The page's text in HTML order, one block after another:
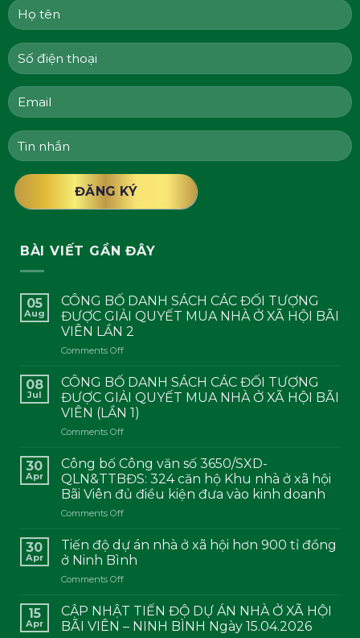
BÀI VIẾT GẦN ĐÂY
05
Aug
CÔNG BỐ DANH SÁCH CÁC ĐỐI TƯỢNG
ĐƯỢC GIẢI QUYẾT MUA NHÀ Ở XÃ HỘI BÃI
VIÊN LẦN 2
Comments Offon
BỐ
DANH
SÁCH
CÁC
ĐỐI
ĐƯỢC
GIẢI
QUYẾT
MUA
NHÀ
XÃ
HỘI
2
08
Jul
CÔNG BỐ DANH SÁCH CÁC ĐỐI TƯỢNG
ĐƯỢC GIẢI QUYẾT MUA NHÀ Ở XÃ HỘI BÃI
VIÊN (LẦN 1)
Comments Offon
BỐ
DANH
SÁCH
CÁC
ĐỐI
ĐƯỢC
GIẢI
QUYẾT
MUA
Ở
XÃ
30
Apr
Công bố Công văn số 3650/SXD-
QLN&TTBĐS: 324 căn hộ Khu nhà ở xã hội
Bãi Viên đủ điều kiện đưa vào kinh doanh
Comments Offon
bố
Công
văn
số
QLN&TTBĐS:
324
30
Apr
Tiến độ dự án nhà ở xã hội hơn 900 tỉ đồng
ở Ninh Bình
Comments Offon
độ
dự
án
15
Apr
CẬP NHẬT TIẾN ĐỘ DỰ ÁN NHÀ Ở XÃ HỘI
BÃI VIÊN – NINH BÌNH Ngày 15.04.2026